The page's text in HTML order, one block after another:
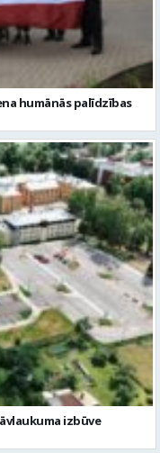
humānās palīdzības
izbūve